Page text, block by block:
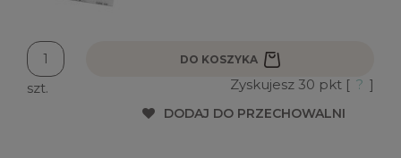
szt.
DO KOSZYKA
Zyskujesz 30 pkt [ ? ]
DODAJ DO PRZECHOWALNI